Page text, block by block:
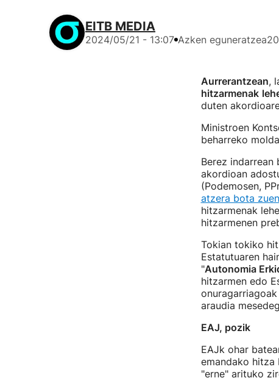
EITB MEDIA
2024/05/21 - 13:07 Azken eguneratzea
Aurrerantzean,
hitzarmenak
duten
Ministroen
beharreko
Berez
akordioan
(Podemosen,
atzera bota zuen
hitzarmenak
hitzarmenen
Tokian tokiko
Estatutuaren
"Autonomia
hitzarmen edo
araudia
EAJ, pozik
EAJk ohar
emandako hitza
"erne" arituko